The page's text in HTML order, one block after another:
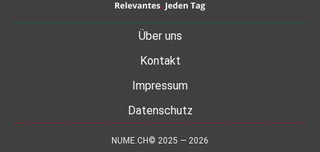
Über uns
Kontakt
Impressum
Datenschutz
NUME.CH© 2025 — 2026